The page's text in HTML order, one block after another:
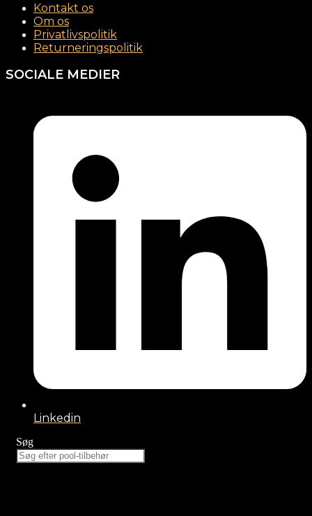
Kontakt os
Om os
Privatlivspolitik
Returneringspolitik
SOCIALE MEDIER
Linkedin
Søg